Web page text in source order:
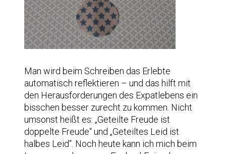
Man wird beim Schreiben das Erlebte
automatisch reflektieren – und das hilft mit
den Herausforderungen des Expatlebens ein
bisschen besser zurecht zu kommen. Nicht
umsonst heißt es: „Geteilte Freude ist
doppelte Freude“ und „Geteiltes Leid ist
halbes Leid“. Noch heute kann ich mich beim